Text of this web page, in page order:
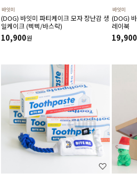
바잇미
(DOG) 바잇미 파티케이크 모자 장난감 생
일케이크 (삑삑/바스락)
10,900원
바잇미
(DOG)
레이북
19,900